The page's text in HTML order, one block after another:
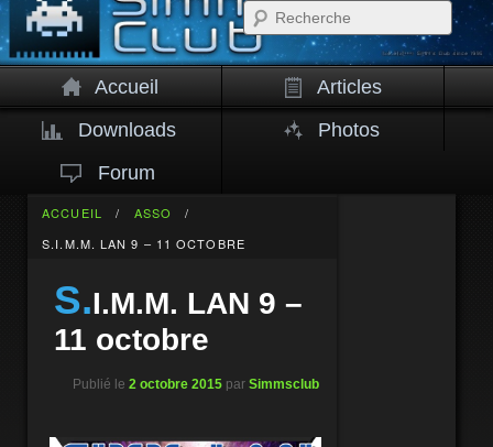
Accueil
Articles
Downloads
Photos
Forum
ACCUEIL / ASSO
/
S.I.M.M. LAN 9 – 11 OCTOBRE
S.I.M.M. LAN 9 –
11 octobre
Publié le2 octobre 2015 parSimmsclub